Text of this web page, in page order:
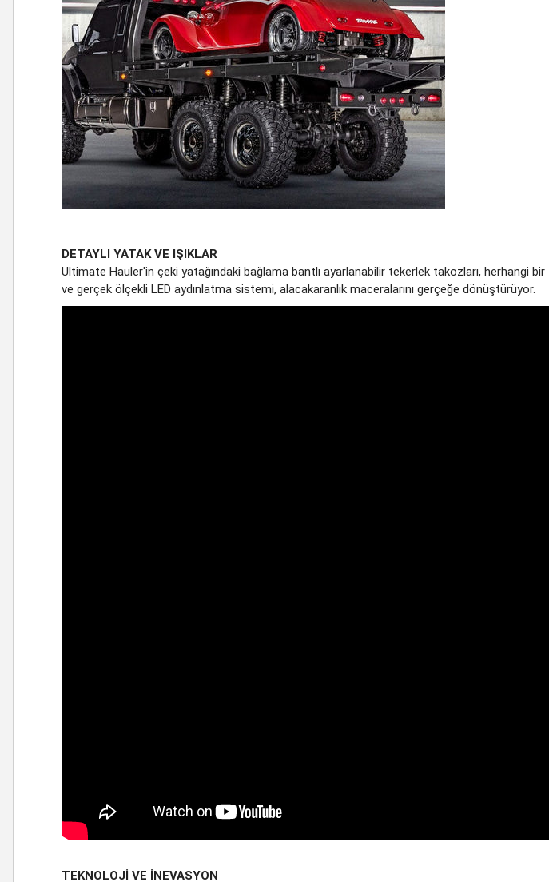
DETAYLI YATAK VE IŞIKLAR
Ultimate Hauler'in çeki yatağındaki bağlama bantlı ayarlanabilir tekerlek takozları, herhangi bir
ve gerçek ölçekli LED aydınlatma sistemi, alacakaranlık maceralarını gerçeğe dönüştürüyor.
TEKNOLOJİ VE İNEVASYON